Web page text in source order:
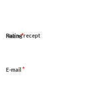
Naam*
E-mail *
Rating recept